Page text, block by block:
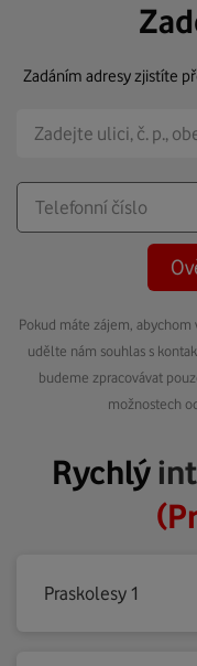
Zadáním adresy zjistíte
Pokud máte zájem,
udělte nám souhlas s
budeme zpracovávat
možnostech
Rychlý
Praskolesy 1